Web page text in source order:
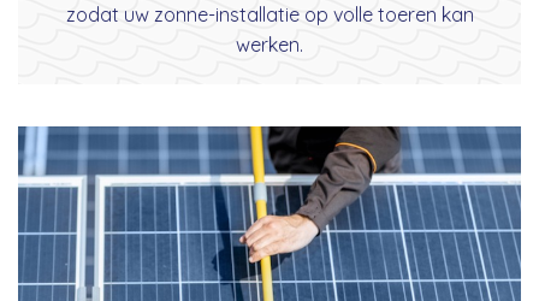
zodat uw zonne-installatie op volle toeren kan
werken.